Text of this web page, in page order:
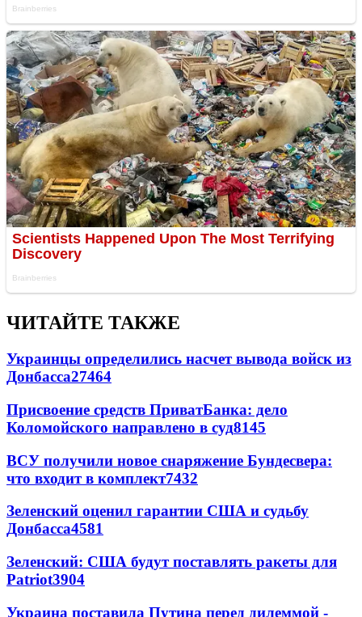
ЧИТАЙТЕ ТАКЖЕ
Украинцы определились насчет вывода войск из
Донбасса27464
Присвоение средств ПриватБанка: дело
Коломойского направлено в суд8145
ВСУ получили новое снаряжение Бундесвера:
что входит в комплект7432
Зеленский оценил гарантии США и судьбу
Донбасса4581
Зеленский: США будут поставлять ракеты для
Patriot3904
Украина поставила Путина перед дилеммой -